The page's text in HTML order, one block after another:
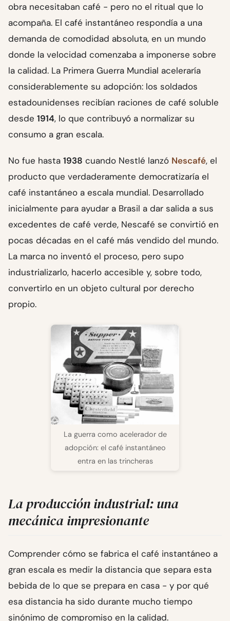
obra necesitaban café - pero no el ritual que lo
acompaña. El café instantáneo respondía a una
demanda de comodidad absoluta, en un mundo
donde la velocidad comenzaba a imponerse sobre
la calidad. La Primera Guerra Mundial aceleraría
considerablemente su adopción: los soldados
estadounidenses recibían raciones de café soluble
desde 1914, lo que contribuyó a normalizar su
consumo a gran escala.
No fue hasta 1938 cuando Nestlé lanzó Nescafé, el
producto que verdaderamente democratizaría el
café instantáneo a escala mundial. Desarrollado
inicialmente para ayudar a Brasil a dar salida a sus
excedentes de café verde, Nescafé se convirtió en
pocas décadas en el café más vendido del mundo.
La marca no inventó el proceso, pero supo
industrializarlo, hacerlo accesible y, sobre todo,
convertirlo en un objeto cultural por derecho
propio.
La guerra como acelerador de
adopción: el café instantáneo
entra en las trincheras
La producción industrial: una
mecánica impresionante
Comprender cómo se fabrica el café instantáneo a
gran escala es medir la distancia que separa esta
bebida de lo que se prepara en casa - y por qué
esa distancia ha sido durante mucho tiempo
sinónimo de compromiso en la calidad.